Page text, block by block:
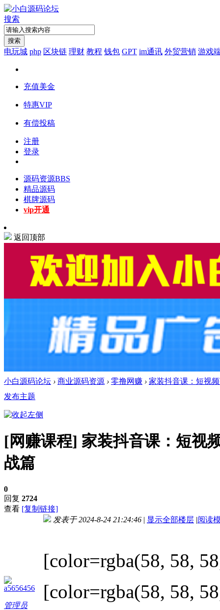
搜索
搜索
电玩城 php 区块链 理财 教程 钱包 GPT im通讯 外贸营销 游戏
充值美金
特惠VIP
有偿投稿
注册
登录
源码资源BBS
精品源码
棋牌源码
vip开通
返回顶部
小白源码论坛 › 商业源码资源 › 零撸网赚 › 家装抖音课：短视
发布主题
[网赚课程] 家装抖音课：短视
战篇
0
回复 2724
查看 [复制链接]
a5656456
管理员
发表于 2024-8-24 21:24:46 | 显示全部楼层 |阅读
[color=rgba(58, 58,
[color=rgba(58, 58,